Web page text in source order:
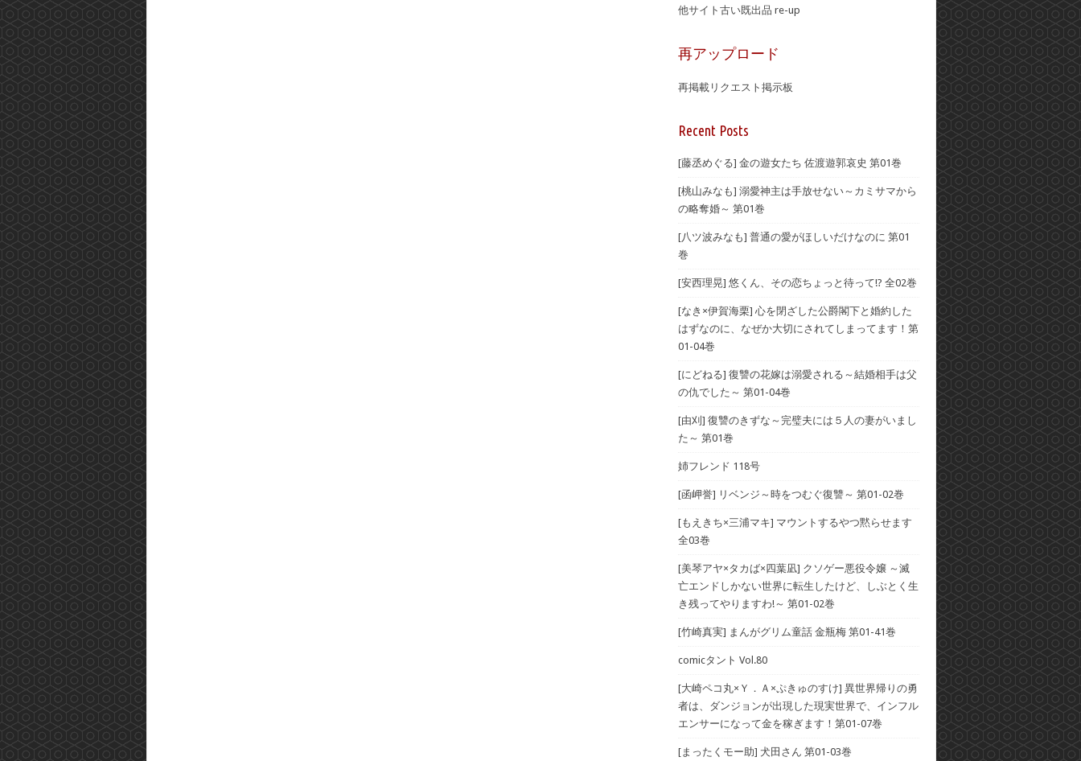
他サイト古い既出品 re-up
再アップロード
再掲載リクエスト掲示板
Recent Posts
[藤丞めぐる] 金の遊女たち 佐渡遊郭哀史 第01巻
[桃山みなも] 溺愛神主は手放せない～カミサマから
の略奪婚～ 第01巻
[八ツ波みなも] 普通の愛がほしいだけなのに 第01
巻
[安西理晃] 悠くん、その恋ちょっと待って!? 全02巻
[なき×伊賀海栗] 心を閉ざした公爵閣下と婚約した
はずなのに、なぜか大切にされてしまってます！第
01-04巻
[にどねる] 復讐の花嫁は溺愛される～結婚相手は父
の仇でした～ 第01-04巻
[由刈] 復讐のきずな～完璧夫には５人の妻がいまし
た～ 第01巻
姉フレンド 118号
[函岬誉] リベンジ～時をつむぐ復讐～ 第01-02巻
[もえきち×三浦マキ] マウントするやつ黙らせます
全03巻
[美琴アヤ×タカば×四葉凪] クソゲー悪役令嬢 ～滅
亡エンドしかない世界に転生したけど、しぶとく生
き残ってやりますわ!～ 第01-02巻
[竹崎真実] まんがグリム童話 金瓶梅 第01-41巻
comicタント Vol.80
[大崎ペコ丸×Ｙ．Ａ×ぷきゅのすけ] 異世界帰りの勇
者は、ダンジョンが出現した現実世界で、インフル
エンサーになって金を稼ぎます！第01-07巻
[まったくモー助] 犬田さん 第01-03巻